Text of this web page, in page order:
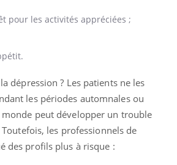
pour les activités appréciées ;
dépression ? Les patients ne les
les périodes automnales ou
peut développer un trouble
les professionnels de
des profils plus à risque :